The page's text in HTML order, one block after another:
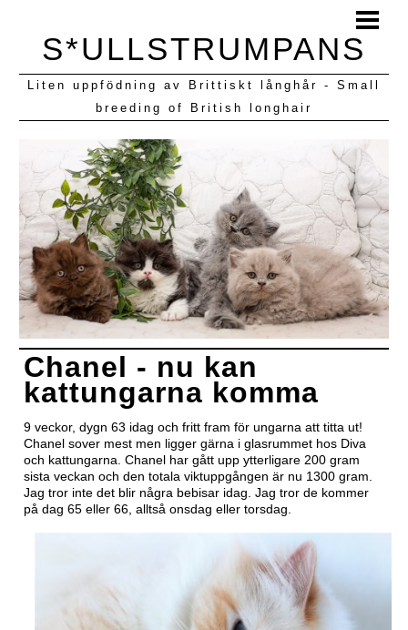
BLOGG
KULLAR VI HAFT
S*ULLSTRUMPANS
Liten uppfödning av Brittiskt långhår - Small
breeding of British longhair
Chanel - nu kan
kattungarna komma
9 veckor, dygn 63 idag och fritt fram för ungarna att titta ut!
Chanel sover mest men ligger gärna i glasrummet hos Diva
och kattungarna. Chanel har gått upp ytterligare 200 gram
sista veckan och den totala viktuppgången är nu 1300 gram.
Jag tror inte det blir några bebisar idag. Jag tror de kommer
på dag 65 eller 66, alltså onsdag eller torsdag.